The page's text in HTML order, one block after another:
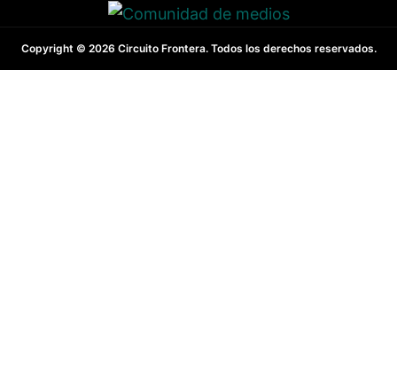
Copyright © 2026 Circuito Frontera. Todos los derechos reservados.